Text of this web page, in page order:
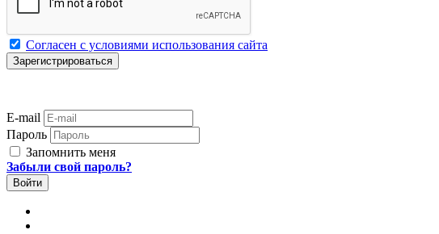
Согласен с условиями использования сайта
E-mail
Пароль
Запомнить меня
Забыли свой пароль?